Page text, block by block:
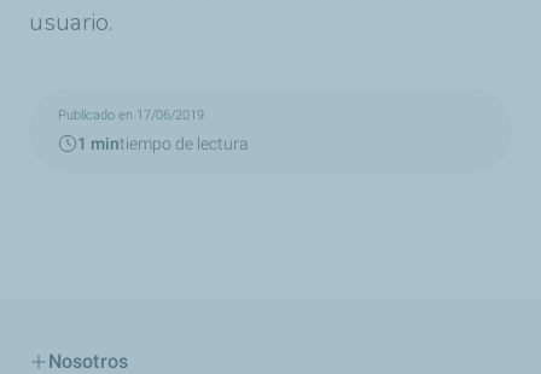
usuario.
Publicado en 17/06/2019
1 mintiempo de lectura
Nosotros